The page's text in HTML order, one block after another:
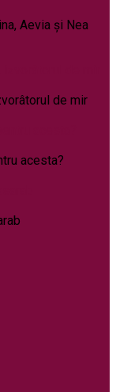
Aevia și Nea
de mir
acesta?